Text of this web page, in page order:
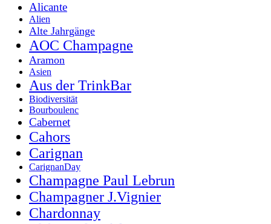
Alicante
Alien
Alte Jahrgänge
AOC Champagne
Aramon
Asien
Aus der TrinkBar
Biodiversität
Bourboulenc
Cabernet
Cahors
Carignan
CarignanDay
Champagne Paul Lebrun
Champagner J.Vignier
Chardonnay